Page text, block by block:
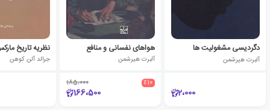
دگردیسی مشغولیت ها
آلبرت هیرشمن
2،000
هواهای نفسانی و منافع
آلبرت هیرشمن
٪10 185،000
166،500
نظریه تاریخ
جرالد آلن کوهن